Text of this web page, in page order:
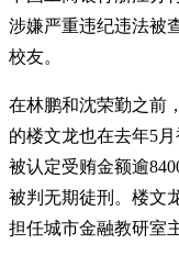
涉嫌严重违纪违法被
校友。
在林鹏和沈荣勤之前
的楼文龙也在去年5
被认定受贿金额逾
被判无期徒刑。楼文
担任城市金融教研室